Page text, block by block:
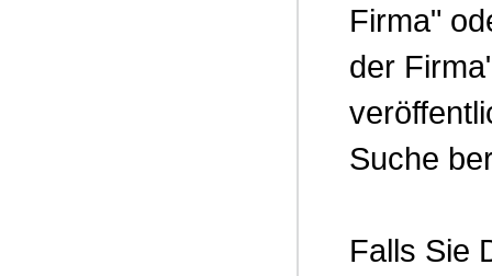
Firma"
der
Suche
Falls Sie